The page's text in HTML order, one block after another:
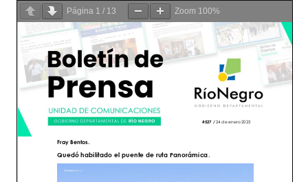
Página 1 / 13 Zoom 100%